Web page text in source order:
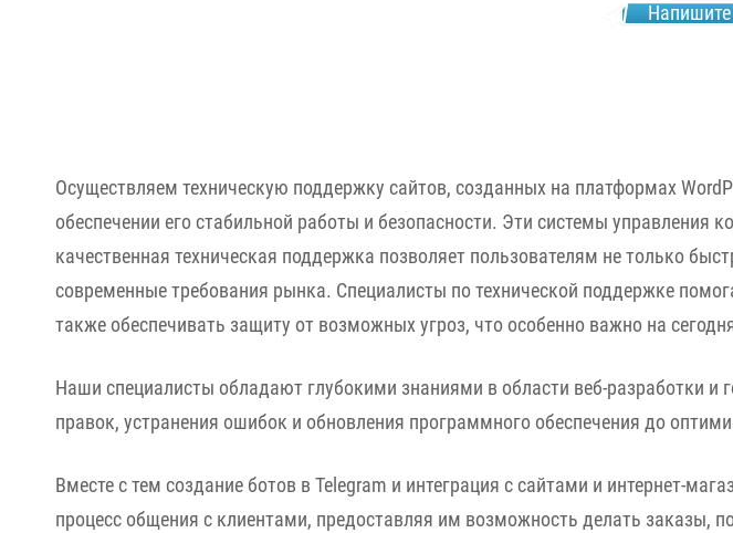
Осуществляем техническую поддержку сайтов, созданных на платформах
обеспечении его стабильной работы и безопасности. Эти системы управления
качественная техническая поддержка позволяет пользователям не только
современные требования рынка. Специалисты по технической поддержке
также обеспечивать защиту от возможных угроз, что особенно важно на
Наши специалисты обладают глубокими знаниями в области веб-разработки
правок, устранения ошибок и обновления программного обеспечения до
Вместе с тем создание ботов в Telegram и интеграция с сайтами и интернет-
процесс общения с клиентами, предоставляя им возможность делать заказы,